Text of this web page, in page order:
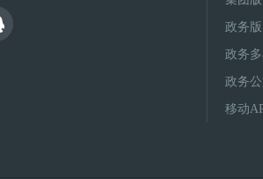
政务版
政务
政务
移动